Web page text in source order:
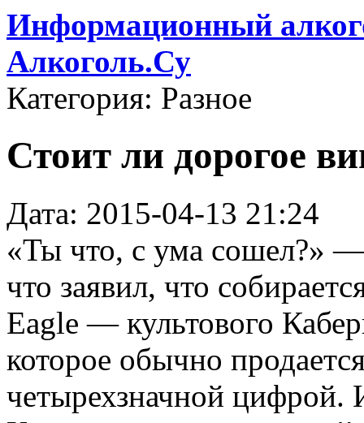
Информационный
Алкоголь.Су
Категория: Разное
Стоит ли дорогое
Дата: 2015-04-13 21:24
«Ты что, с ума сошел?»
что заявил, что
Eagle — культового
которое обычно
четырехзначной цифрой.